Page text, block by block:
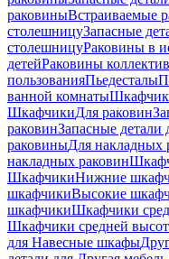
раковиныВстраиваемые
столешницуЗапасные
столешницуРаковины в
детейРаковины
пользованияПьедесталы
ванной комнаты
ШкафчикиДля раковин
раковинЗапасные детали
раковиныДля накладных
накладных pаковин
ШкафчикиНижние
шкафчикиВысокие
шкафчикиШкафчики
Шкафчики средней
для Навесные шкафы